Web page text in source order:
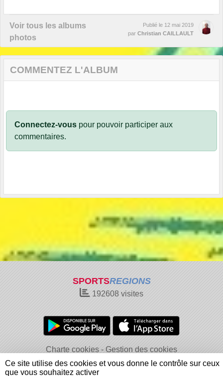
Voir tous les albums
photos
Publié le 12 mai 2019
par Christian CAILLAULT
COMMENTEZ L'ALBUM
Connectez-vous pour pouvoir participer aux
commentaires.
SPORTSREGIONS
192608 visites
Charte cookies
Gestion des cookies
Informations légales
Signaler un contenu inapproprié
Ce site utilise des cookies et vous donne le contrôle sur ceux
que vous souhaitez activer